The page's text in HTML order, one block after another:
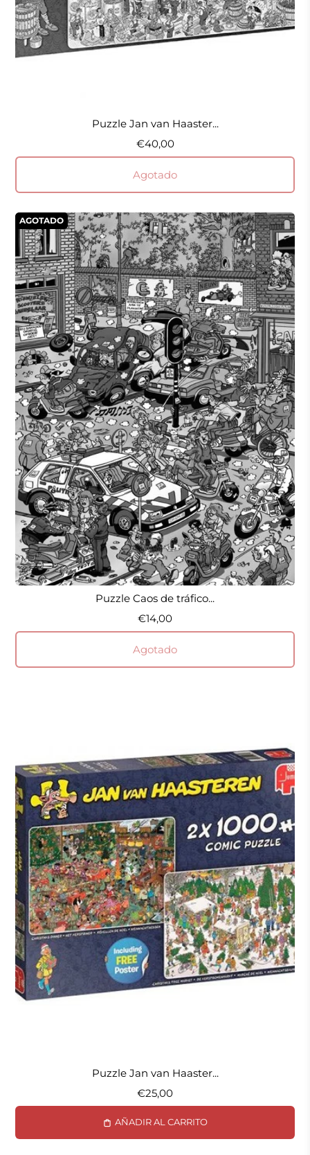
Puzzle Jan van Haaster...
€40,00
Agotado
AGOTADO
Puzzle Caos de tráfico...
€14,00
Agotado
Puzzle Jan van Haaster...
€25,00
AÑADIR AL CARRITO